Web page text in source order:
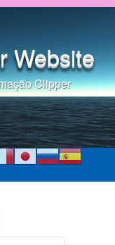
Website
Clipper